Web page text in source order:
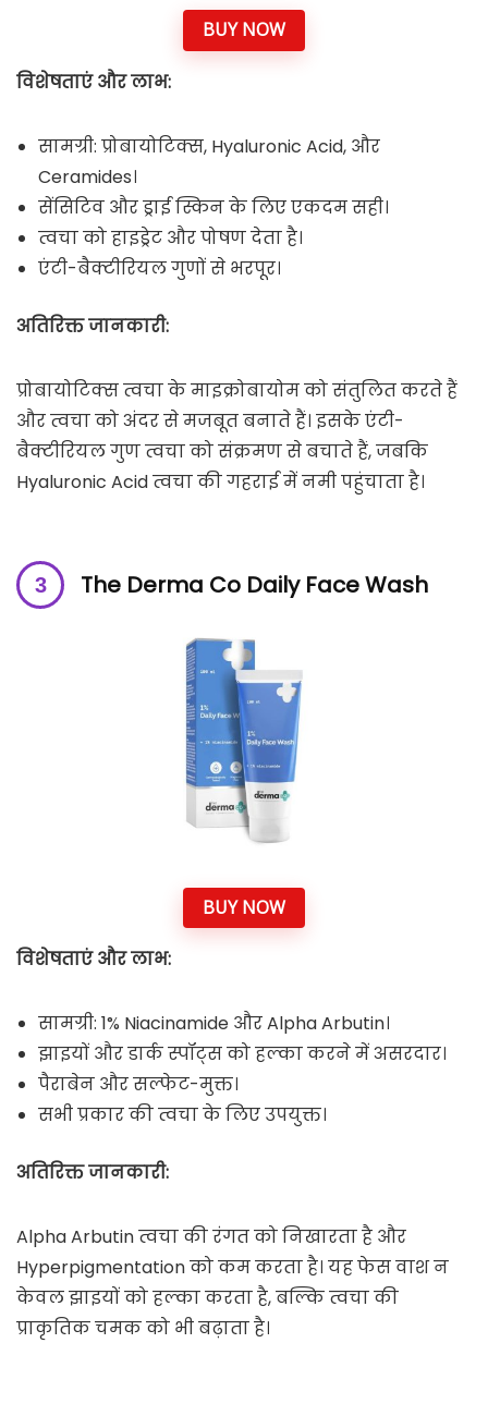
BUY NOW
विशेषताएं और लाभ:
सामग्री: प्रोबायोटिक्स, Hyaluronic Acid, और
Ceramides।
सेंसिटिव और ड्राई स्किन के लिए एकदम सही।
त्वचा को हाइड्रेट और पोषण देता है।
एंटी-बैक्टीरियल गुणों से भरपूर।
अतिरिक्त जानकारी:
प्रोबायोटिक्स त्वचा के माइक्रोबायोम को संतुलित करते हैं
और त्वचा को अंदर से मजबूत बनाते हैं। इसके एंटी-
बैक्टीरियल गुण त्वचा को संक्रमण से बचाते हैं, जबकि
Hyaluronic Acid त्वचा की गहराई में नमी पहुंचाता है।
The Derma Co Daily Face Wash
BUY NOW
विशेषताएं और लाभ:
सामग्री: 1% Niacinamide और Alpha Arbutin।
झाइयों और डार्क स्पॉट्स को हल्का करने में असरदार।
पैराबेन और सल्फेट-मुक्त।
सभी प्रकार की त्वचा के लिए उपयुक्त।
अतिरिक्त जानकारी:
Alpha Arbutin त्वचा की रंगत को निखारता है और
Hyperpigmentation को कम करता है। यह फेस वाश न
केवल झाइयों को हल्का करता है, बल्कि त्वचा की
प्राकृतिक चमक को भी बढ़ाता है।